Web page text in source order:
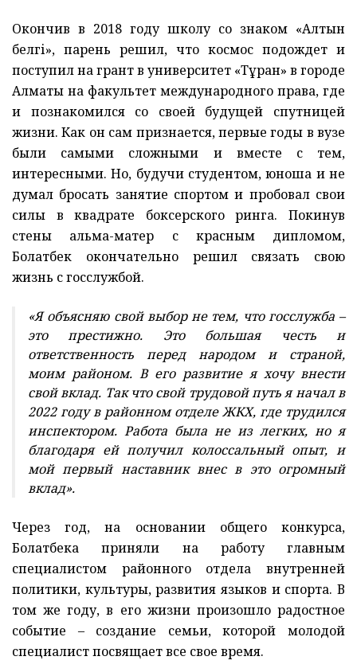
Окончив в 2018 году школу со знаком «Алтын
белгі», парень решил, что космос подождет и
поступил на грант в университет «Тұран» в городе
Алматы на факультет международного права, где
и познакомился со своей будущей спутницей
жизни. Как он сам признается, первые годы в вузе
были самыми сложными и вместе с тем,
интересными. Но, будучи студентом, юноша и не
думал бросать занятие спортом и пробовал свои
силы в квадрате боксерского ринга. Покинув
стены альма-матер с красным дипломом,
Болатбек окончательно решил связать свою
жизнь с госслужбой.
«Я объясняю свой выбор не тем, что госслужба –
это престижно. Это большая честь и
ответственность перед народом и страной,
моим районом. В его развитие я хочу внести
свой вклад. Так что свой трудовой путь я начал в
2022 году в районном отделе ЖКХ, где трудился
инспектором. Работа была не из легких, но я
благодаря ей получил колоссальный опыт, и
мой первый наставник внес в это огромный
вклад».
Через год, на основании общего конкурса,
Болатбека приняли на работу главным
специалистом районного отдела внутренней
политики, культуры, развития языков и спорта. В
том же году, в его жизни произошло радостное
событие – создание семьи, которой молодой
специалист посвящает все свое время.